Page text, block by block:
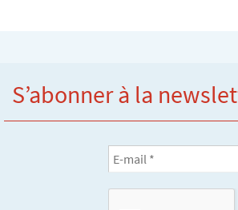
S’abonner à la